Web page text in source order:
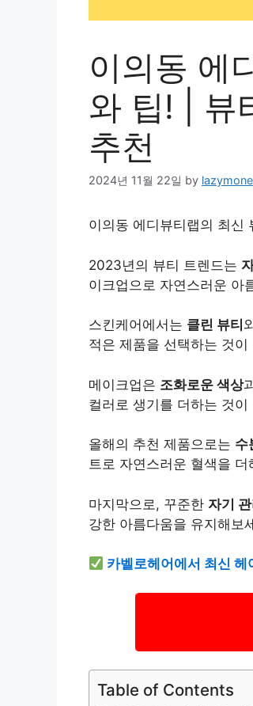
이의동 에
와 팁! | 뷰
추천
2024년 11월 22일 by
이의동 에디뷰티랩의 최신
2023년의 뷰티 트렌드는
이크업으로 자연스러운 아
스킨케어에서는 클린 뷰티
적은 제품을 선택하는 것이
메이크업은 조화로운 색상
컬러로 생기를 더하는 것이
올해의 추천 제품으로는 수
트로 자연스러운 혈색을 더
마지막으로, 꾸준한 자기
강한 아름다움을 유지해보
카벨로헤어에서 최신
Table of Contents